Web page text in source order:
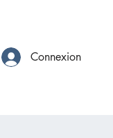
Connexion